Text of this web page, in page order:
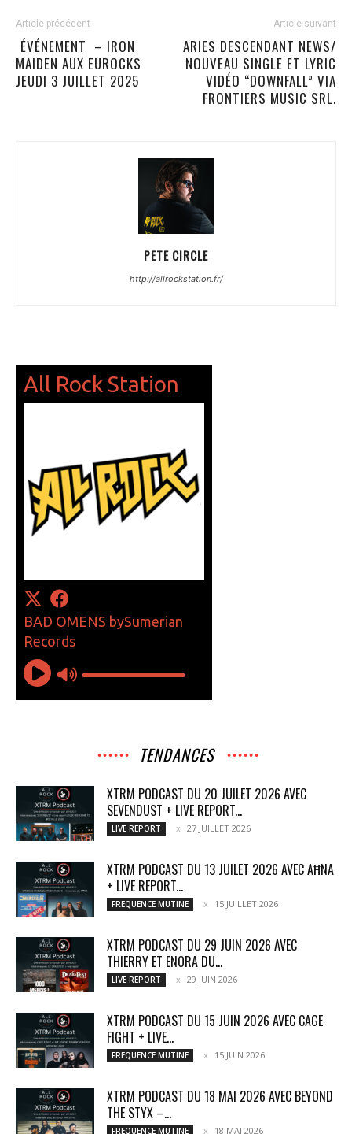
Article précédent
️ ÉVÉNEMENT ️ – IRON
MAIDEN AUX EUROCKS ️
JEUDI 3 JUILLET 2025
Article suivant
ARIES DESCENDANT NEWS/
NOUVEAU SINGLE ET LYRIC
VIDÉO “DOWNFALL” VIA
FRONTIERS MUSIC SRL.
PETE CIRCLE
http://allrockstation.fr/
TENDANCES
XTRM PODCAST DU 20 JUILET 2026 AVEC
SEVENDUST + LIVE REPORT...
LIVE REPORT 27 JUILLET 2026
XTRM PODCAST DU 13 JUILET 2026 AVEC AĦNA
+ LIVE REPORT...
FREQUENCE MUTINE 15 JUILLET 2026
XTRM PODCAST DU 29 JUIN 2026 AVEC
THIERRY ET ENORA DU...
LIVE REPORT 29 JUIN 2026
XTRM PODCAST DU 15 JUIN 2026 AVEC CAGE
FIGHT + LIVE...
FREQUENCE MUTINE 15 JUIN 2026
XTRM PODCAST DU 18 MAI 2026 AVEC BEYOND
THE STYX –...
FREQUENCE MUTINE 18 MAI 2026